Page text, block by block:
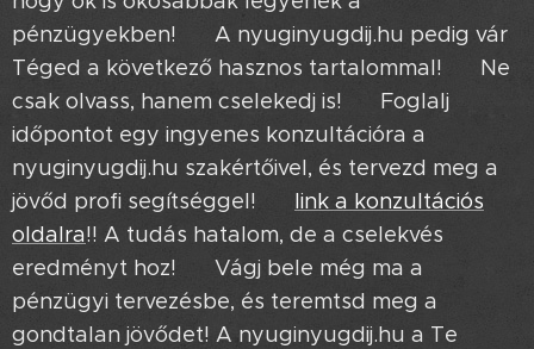
pénzügyekben! 🤝 A nyuginyugdij.hu pedig vár
Téged a következő hasznos tartalommal! ✨ Ne
csak olvass, hanem cselekedj is! 💪 Foglalj
időpontot egy ingyenes konzultációra a
nyuginyugdij.hu szakértőivel, és tervezd meg a
jövőd profi segítséggel! ➡️ link a konzultációs
oldalra!! A tudás hatalom, de a cselekvés
eredményt hoz! 💥 Vágj bele még ma a
pénzügyi tervezésbe, és teremtsd meg a
gondtalan jövődet! A nyuginyugdij.hu a Te